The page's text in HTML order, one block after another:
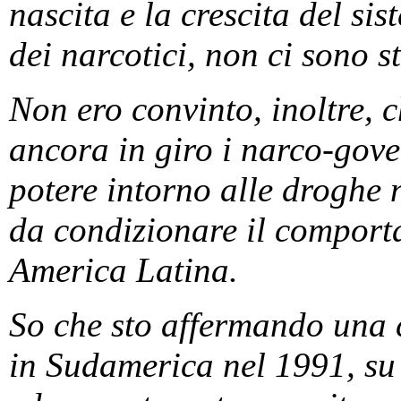
nascita e la crescita del
dei narcotici, non ci sono
Non ero convinto, inoltre,
ancora in giro i narco-
potere intorno alle droghe
da condizionare il
America Latina.
So che sto affermando
in Sudamerica nel 1991,